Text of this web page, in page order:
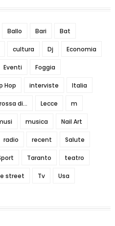
Ballo Bari Bat
cultura Dj Economia
Eventi Foggia
Hop interviste Italia
di... Lecce m
musica Nail Art
radio recent Salute
Taranto teatro
street Tv Usa